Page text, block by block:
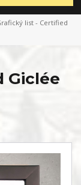
list - Certified
Giclée